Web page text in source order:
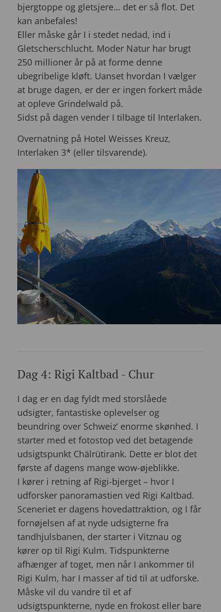
bjergtoppe og gletsjere… det er så flot. Det
kan anbefales!
Eller måske går I i stedet nedad, ind i
Gletscherschlucht. Moder Natur har brugt
250 millioner år på at forme denne
ubegribelige kløft. Uanset hvordan I vælger
at bruge dagen, er der er ingen forkert måde
at opleve Grindelwald på.
Sidst på dagen vender I tilbage til Interlaken.
Overnatning på Hotel Weisses Kreuz,
Interlaken 3* (eller tilsvarende).
Dag 4: Rigi Kaltbad - Chur
I dag er en dag fyldt med storslåede
udsigter, fantastiske oplevelser og
beundring over Schweiz’ enorme skønhed. I
starter med et fotostop ved det betagende
udsigtspunkt Chälrütirank. Dette er blot det
første af dagens mange wow-øjeblikke.
I kører i retning af Rigi-bjerget – hvor I
udforsker panoramastien ved Rigi Kaltbad.
Sceneriet er dagens hovedattraktion, og I får
fornøjelsen af at nyde udsigterne fra
tandhjulsbanen, der starter i Vitznau og
kører op til Rigi Kulm. Tidspunkterne
afhænger af toget, men når I ankommer til
Rigi Kulm, har I masser af tid til at udforske.
Måske vil du vandre til et af
udsigtspunkterne, nyde en frokost eller bare